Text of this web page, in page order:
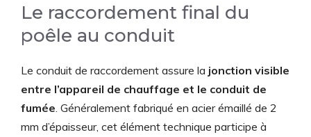
Le raccordement final du
poêle au conduit
Le conduit de raccordement assure la jonction visible
entre l’appareil de chauffage et le conduit de
fumée . Généralement fabriqué en acier émaillé de 2
mm d’épaisseur, cet élément technique participe à